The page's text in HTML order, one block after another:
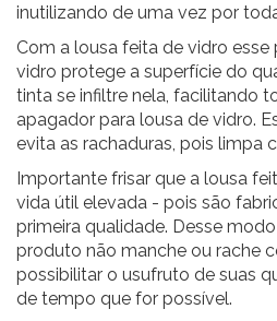
inutilizando de uma vez por
Com a lousa feita de vidro
vidro protege a superfície do
tinta se infiltre nela, facilitando
apagador para lousa de vidro.
evita as rachaduras, pois limpa
Importante frisar que a lousa
vida útil elevada - pois são
primeira qualidade. Desse
produto não manche ou rache
possibilitar o usufruto de suas
de tempo que for possível.